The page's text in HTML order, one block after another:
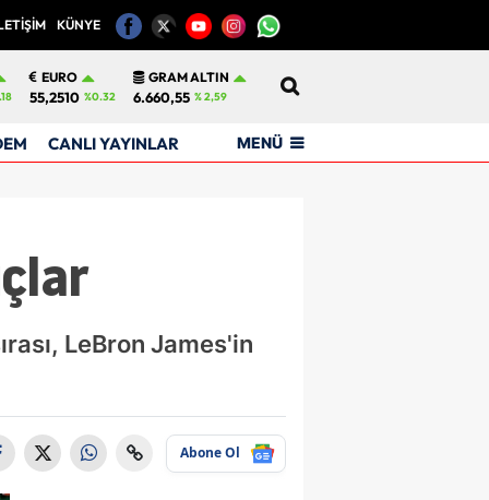
KÜNYE
EURO
55,2510 %0.32
GRAM ALTIN
6.660,55 % 2,59
CANLI YAYINLAR MENÜ
LeBron James'in
Abone Ol